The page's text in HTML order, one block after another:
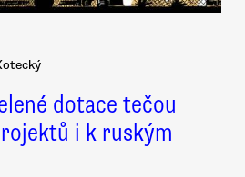
dotace tečou
i k ruským